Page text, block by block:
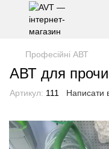
Професійні АВТ
АВТ для
Артикул: 111 Написати